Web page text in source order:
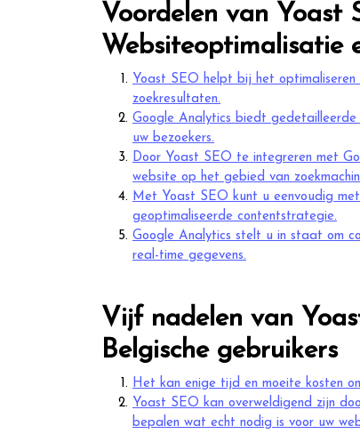
Voordelen van Yoast
Websiteoptimalisatie
Yoast SEO helpt bij het
zoekresultaten.
Google Analytics biedt
uw bezoekers.
Door Yoast SEO te integreren met
website op het gebied van
Met Yoast SEO kunt u eenvoudig
geoptimaliseerde contentstrategie.
Google Analytics stelt u in staat om
real-time gegevens.
Vijf nadelen van
Belgische gebruikers
Het kan enige tijd en moeite kosten
Yoast SEO kan overweldigend zijn
bepalen wat echt nodig is voor uw